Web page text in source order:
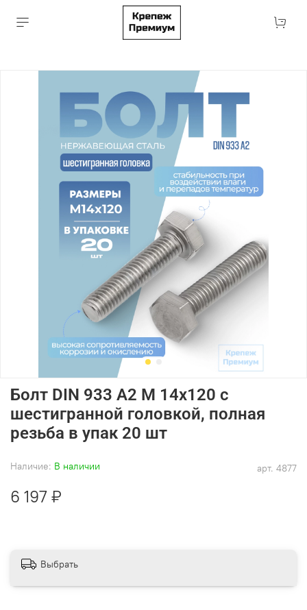
арт. 4877
Наличие: В наличии
Болт DIN 933 А2 M 14х120 с
шестигранной головкой, полная
резьба в упак 20 шт
6 197 ₽
Выбрать